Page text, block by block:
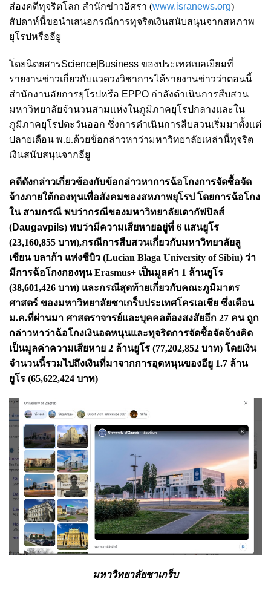
ส่องคดีทุจริตโลก สำนักข่าวอิศรา (www.isranews.org)
สัปดาห์นี้ขอนำเสนอกรณีการทุจริตเงินสนับสนุนจากสหภาพ
ยุโรปหรืออียู
โดยนิตยสารScience|Business ของประเทศเบลเยียมที่
รายงานข่าวเกี่ยวกับแวดวงวิชาการได้รายงานข่าวว่าตอนนี้
สํานักงานอัยการยุโรปหรือ EPPO กำลังดำเนินการสืบสวน
มหาวิทยาลัยจำนวนสามแห่งในภูมิภาคยุโรปกลางและใน
ภูมิภาคยุโรปตะวันออก ซึ่งการดำเนินการสืบสวนเริ่มมาตั้งแต่
ปลายเดือน พ.ย.ด้วยข้อกล่าวหาว่ามหาวิทยาลัยเหล่านี้ทุจริต
เงินสนับสนุนจากอียู
คดีดังกล่าวเกี่ยวข้องกับข้อกล่าวหาการฉ้อโกงการจัดซื้อจัด
จ้างภายใต้กองทุนเพื่อสังคมของสหภาพยุโรป โดยการฉ้อโกง
ใน สามกรณี พบว่ากรณีของมหาวิทยาลัยเดากัฟปิลส์
(Daugavpils) พบว่ามีความเสียหายอยู่ที่ 6 แสนยูโร
(23,160,855 บาท),กรณีการสืบสวนเกี่ยวกับมหาวิทยาลัยลู
เซียน บลาก้า แห่งซีบิว (Lucian Blaga University of Sibiu) ว่า
มีการฉ้อโกงกองทุนErasmus+ เป็นมูลค่า 1 ล้านยูโร
(38,601,426 บาท) และกรณีสุดท้ายเกี่ยวกับคณะภูมิมาตร
ศาสตร์ ของมหาวิทยาลัยซาเกร็บประเทศโครเอเชีย ซึ่งเดือน
ม.ค.ที่ผ่านมา ศาสตราจารย์และบุคคลต้องสงสัยอีก 27 คน ถูก
กล่าวหาว่าฉ้อโกงเงินอดหนุนและทุจริตการจัดซื้อจัดจ้างคิด
เป็นมูลค่าความเสียหาย 2 ล้านยูโร (77,202,852 บาท) โดยเงิน
จำนวนนี้รวมไปถึงเงินที่มาจากการอุดหนุนของอียู 1.7 ล้าน
ยูโร (65,622,424 บาท)
มหาวิทยาลัยซาเกร็บ